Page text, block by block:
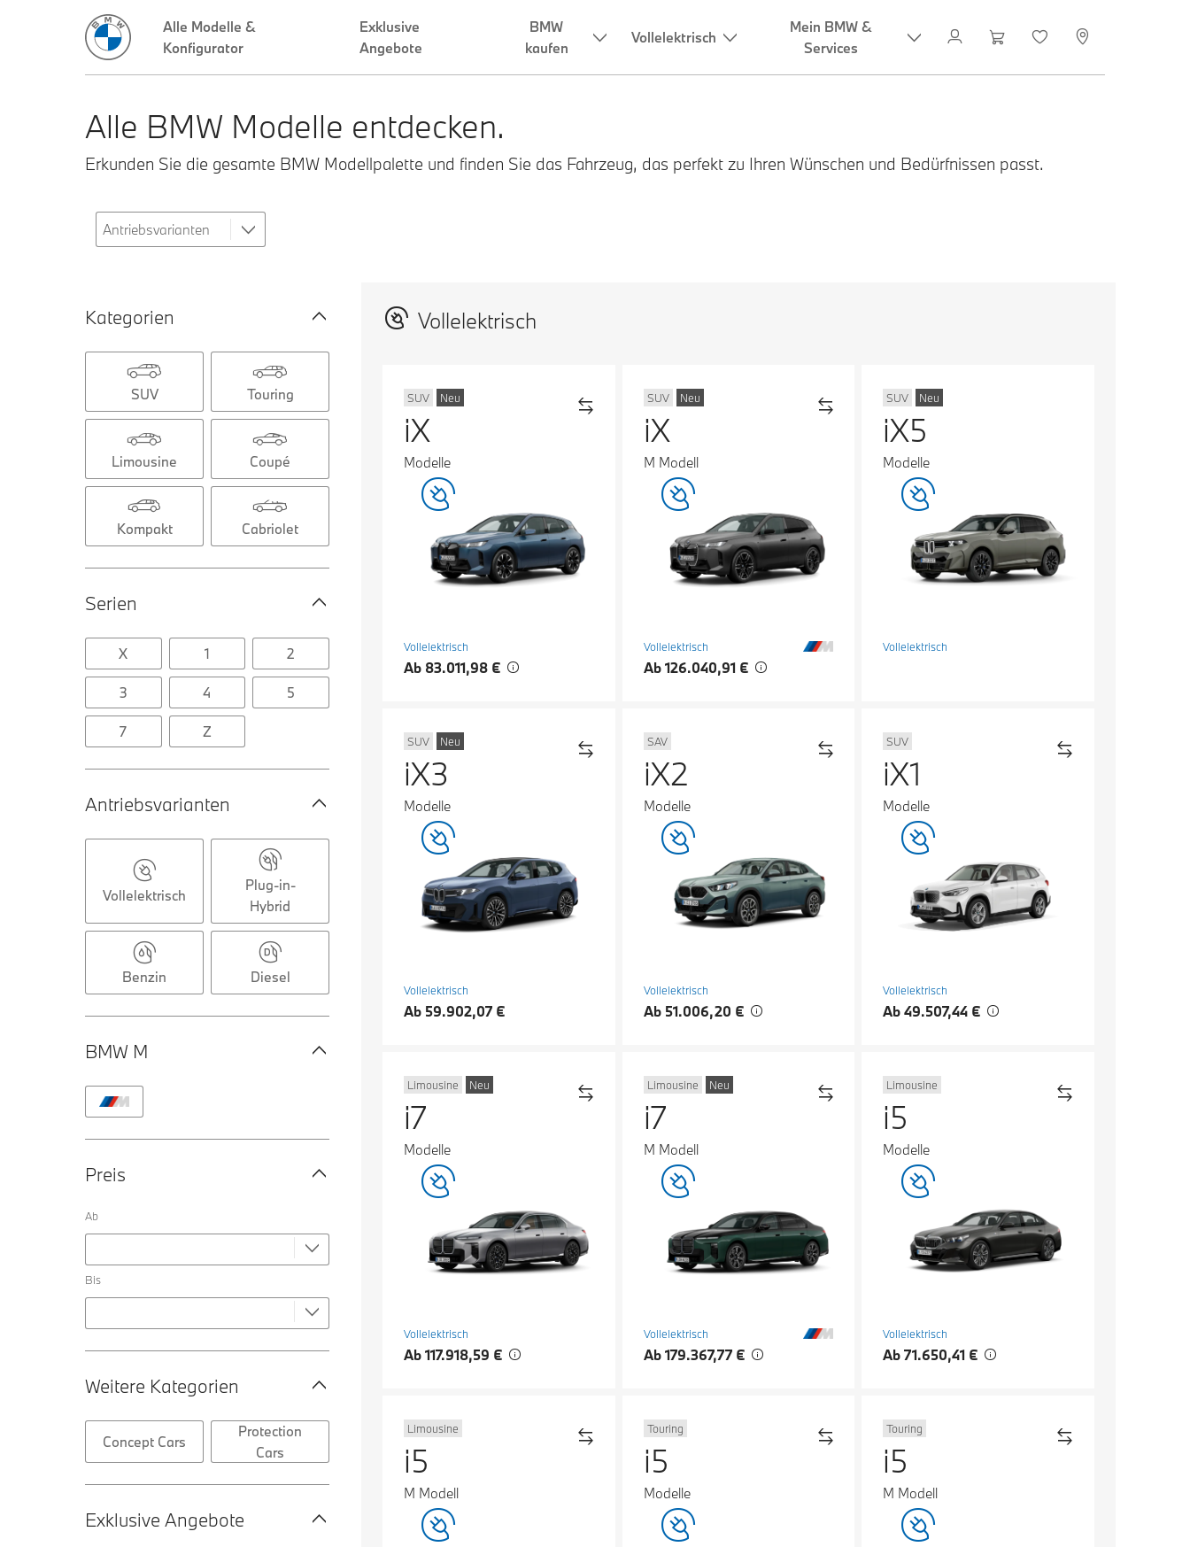
Alle Modelle &
Konfigurator
Exklusive
Angebote
BMW
kaufen
Vollelektrisch
Mein BMW &
Services
Alle BMW Modelle entdecken.
Erkunden Sie die gesamte BMW Modellpalette und finden Sie das Fahrzeug, das perfekt zu Ihren Wünschen und Bedürfnissen passt.
Kategorien
SUV Touring
Limousine Coupé
Kompakt Cabriolet
Serien
X 1 2
3 4 5
7 Z
Antriebsvarianten
Vollelektrisch
Plug-in-
Hybrid
Benzin Diesel
BMW M
Preis
Ab
Bis
Weitere Kategorien
Concept Cars
Protection
Cars
Exklusive Angebote
Vollelektrisch
SUV Neu
iX
Modelle
Vollelektrisch
Ab 83.011,98 €
SUV Neu
iX
M Modell
Vollelektrisch
Ab 126.040,91 €
SUV Neu
iX5
Modelle
Vollelektrisch
SUV Neu
iX3
Modelle
Vollelektrisch
Ab 59.902,07 €
SAV
iX2
Modelle
Vollelektrisch
Ab 51.006,20 €
SUV
iX1
Modelle
Vollelektrisch
Ab 49.507,44 €
Limousine Neu
i7
Modelle
Vollelektrisch
Ab 117.918,59 €
Limousine Neu
i7
M Modell
Vollelektrisch
Ab 179.367,77 €
Limousine
i5
Modelle
Vollelektrisch
Ab 71.650,41 €
Limousine
i5
M Modell
Touring
i5
Modelle
Touring
i5
M Modell